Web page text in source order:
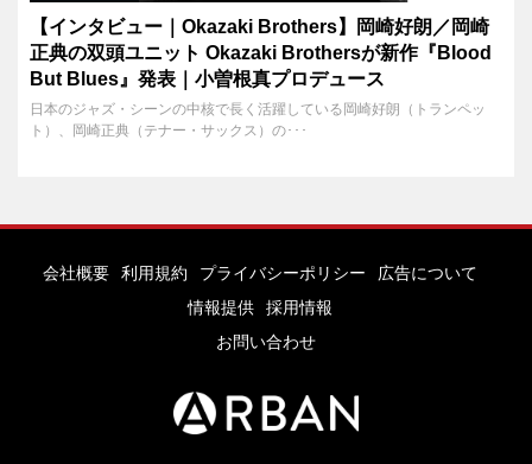
【インタビュー｜Okazaki Brothers】岡崎好朗／岡崎
正典の双頭ユニット Okazaki Brothersが新作『Blood
But Blues』発表｜小曽根真プロデュース
日本のジャズ・シーンの中核で長く活躍している岡崎好朗（トランペッ
ト）、岡崎正典（テナー・サックス）の･･･
会社概要 利用規約 プライバシーポリシー
広告について
情報提供
採用情報
お問い合わせ